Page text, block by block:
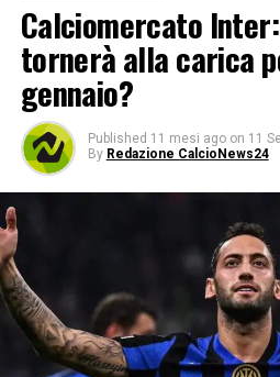
Calciomercato
tornerà alla carica
gennaio?
Published 11 mesi ago on 11
By Redazione CalcioNews24